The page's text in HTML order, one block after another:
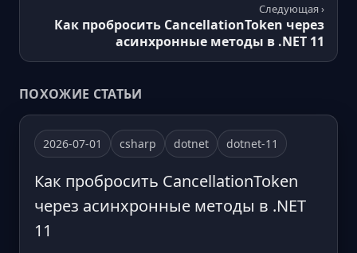
Следующая ›
Как пробросить CancellationToken через
асинхронные методы в .NET 11
ПОХОЖИЕ СТАТЬИ
2026-07-01 csharp dotnet dotnet-11
Как пробросить CancellationToken
через асинхронные методы в .NET
11